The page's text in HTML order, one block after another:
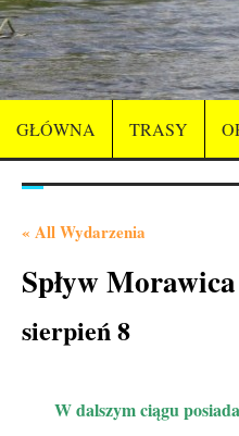
GŁÓWNA TRASY
« All Wydarzenia
Spływ
sierpień 8
W dalszym ciągu